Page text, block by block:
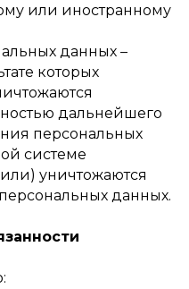
или иностранному
данных –
которых
дальнейшего
персональных
системе
уничтожаются
данных.